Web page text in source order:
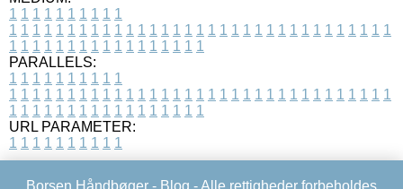
1 1 1 1 1 1 1 1 1 1
1 1 1 1 1 1 1 1 1 1 1 1 1 1 1 1 1 1 1 1 1 1 1 1 1 1 1 1 1 1 1 1 1
1 1 1 1 1 1 1 1 1 1 1 1 1 1 1 1 1
PARALLELS:
1 1 1 1 1 1 1 1 1 1
1 1 1 1 1 1 1 1 1 1 1 1 1 1 1 1 1 1 1 1 1 1 1 1 1 1 1 1 1 1 1 1 1
1 1 1 1 1 1 1 1 1 1 1 1 1 1 1 1 1
URL PARAMETER:
1 1 1 1 1 1 1 1 1 1
Borsen Håndbøger - Blog - Alle rettigheder forbeholdes